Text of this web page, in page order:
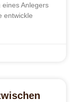
Anlegers
entwickle